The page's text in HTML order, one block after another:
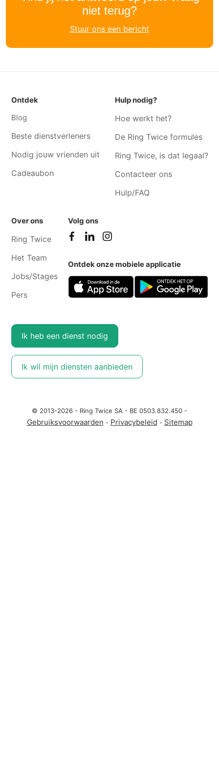
waas
Zwijndrecht
Hulp evenement Borgerhout
Hulp evenement Deurne
Hulp evenement De klinge
Hulp evenement Sint-gillis-
waas
Hulp evenement Hoboken
niet terug?
Stuur ons een bericht
Ontdek
Blog
Beste dienstverleners
Nodig jouw vrienden uit
Cadeaubon
Hulp nodig?
Hoe werkt het?
De Ring Twice formules
Ring Twice, is dat legaal?
Contacteer ons
Hulp/FAQ
Over ons
Ring Twice
Het Team
Jobs/Stages
Pers
Volg ons
Ontdek onze mobiele applicatie
Ik heb een dienst nodig
Ik wil mijn diensten aanbieden
© 2013-2026 - Ring Twice SA - BE 0503.832.450 -
Gebruiksvoorwaarden - Privacybeleid - Sitemap